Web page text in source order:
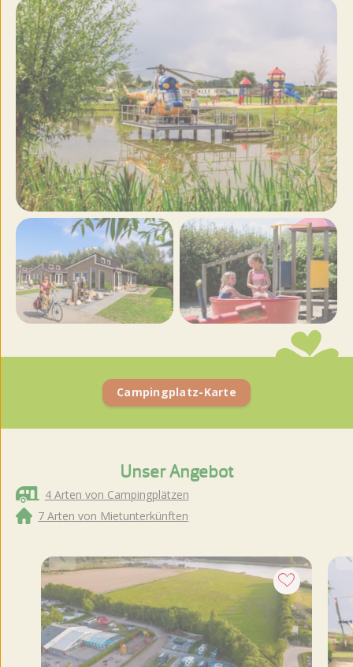
Weitere Fotos und
Campingplatz-Karte
Unser Angebot
4 Arten von Campingplätzen
7 Arten von Mietunterkünften